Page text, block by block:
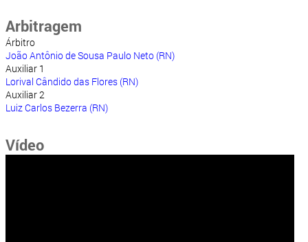
Arbitragem
Árbitro
João Antônio de Sousa Paulo Neto (RN)
Auxiliar 1
Lorival Cândido das Flores (RN)
Auxiliar 2
Luiz Carlos Bezerra (RN)
Vídeo